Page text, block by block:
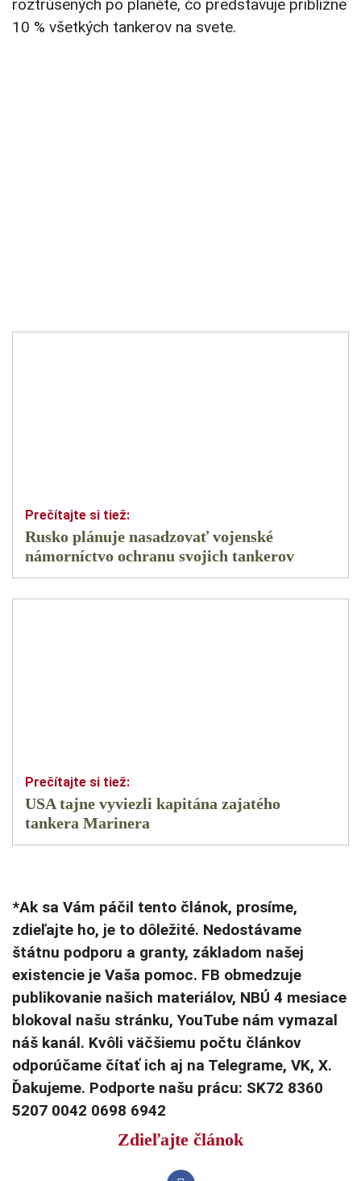
roztrúsených po planéte, čo predstavuje približne
10 % všetkých tankerov na svete.
Rusko plánuje nasadzovať vojenské
námorníctvo ochranu svojich tankerov
USA tajne vyviezli kapitána zajatého
tankera Marinera
*Ak sa Vám páčil tento článok, prosíme,
zdieľajte ho, je to dôležité. Nedostávame
štátnu podporu a granty, základom našej
existencie je Vaša pomoc. FB obmedzuje
publikovanie našich materiálov, NBÚ 4 mesiace
blokoval našu stránku, YouTube nám vymazal
náš kanál. Kvôli väčšiemu počtu článkov
odporúčame čítať ich aj na Telegrame, VK, X.
Ďakujeme. Podporte našu prácu: SK72 8360
5207 0042 0698 6942
Zdieľajte článok